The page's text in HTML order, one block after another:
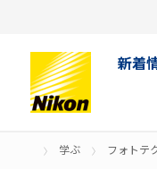
新着
学ぶ フォトテ